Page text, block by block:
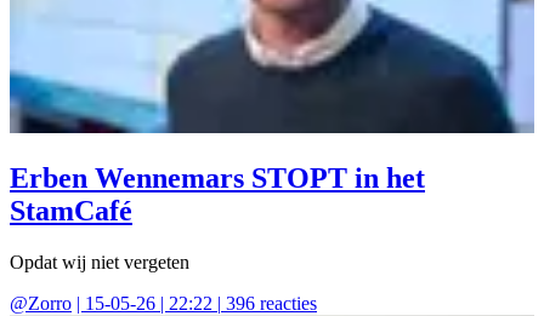
Erben Wennemars STOPT in het
StamCafé
Opdat wij niet vergeten
@Zorro | 15-05-26 | 22:22 | 396 reacties